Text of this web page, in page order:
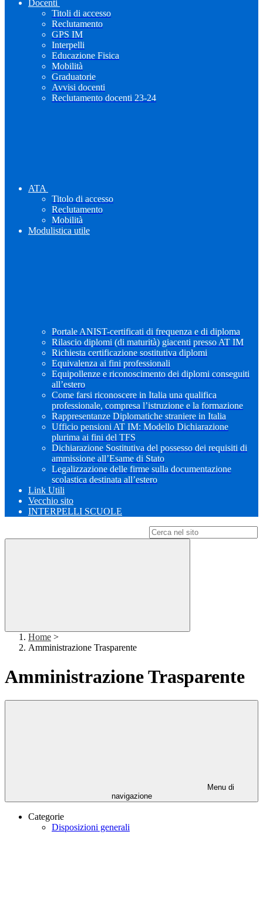
Docenti
Titoli di accesso
Reclutamento
GPS IM
Interpelli
Educazione Fisica
Mobilità
Graduatorie
Avvisi docenti
Reclutamento docenti 23-24
ATA
Titolo di accesso
Reclutamento
Mobilità
Modulistica utile
Portale ANIST-certificati di frequenza e di diploma
Rilascio diplomi (di maturità) giacenti presso AT IM
Richiesta certificazione sostitutiva diplomi
Equivalenza ai fini professionali
Equipollenze e riconoscimento dei diplomi conseguiti
all’estero
Come farsi riconoscere in Italia una qualifica
professionale, compresa l’istruzione e la formazione
Rappresentanze Diplomatiche straniere in Italia
Ufficio pensioni AT IM: Modello Dichiarazione
plurima ai fini del TFS
Dichiarazione Sostitutiva del possesso dei requisiti di
ammissione all’Esame di Stato
Legalizzazione delle firme sulla documentazione
scolastica destinata all’estero
Link Utili
Vecchio sito
INTERPELLI SCUOLE
Home >
Amministrazione Trasparente
Amministrazione Trasparente
Menu di
navigazione
Categorie
Disposizioni generali